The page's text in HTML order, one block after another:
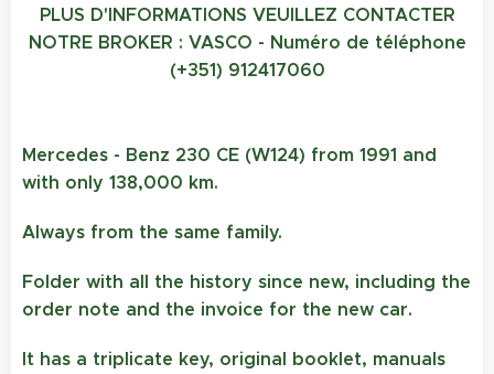
PLUS D'INFORMATIONS VEUILLEZ CONTACTER
NOTRE BROKER : VASCO - Numéro de téléphone
(+351) 912417060
Mercedes - Benz 230 CE (W124) from 1991 and
with only 138,000 km.
Always from the same family.
Folder with all the history since new, including the
order note and the invoice for the new car.
It has a triplicate key, original booklet, manuals